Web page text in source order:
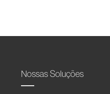
Nossas Soluções